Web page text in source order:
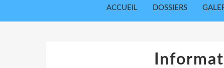
ACCUEIL DOSSIERS